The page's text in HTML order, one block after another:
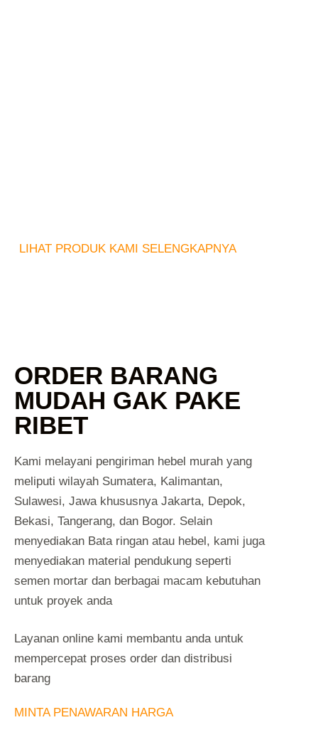
LIHAT PRODUK KAMI SELENGKAPNYA
ORDER BARANG
MUDAH GAK PAKE
RIBET
Kami melayani pengiriman hebel murah yang
meliputi wilayah Sumatera, Kalimantan,
Sulawesi, Jawa khususnya Jakarta, Depok,
Bekasi, Tangerang, dan Bogor. Selain
menyediakan Bata ringan atau hebel, kami juga
menyediakan material pendukung seperti
semen mortar dan berbagai macam kebutuhan
untuk proyek anda
Layanan online kami membantu anda untuk
mempercepat proses order dan distribusi
barang
MINTA PENAWARAN HARGA